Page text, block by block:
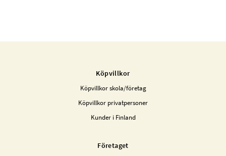
Köpvillkor
Köpvillkor skola/företag
Köpvillkor privatpersoner
Kunder i Finland
Företaget